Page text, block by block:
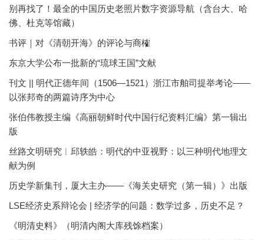
别再找了！最全的中国历史老照片数字资源导航（含台大、哈
佛、杜克等馆藏）
书评｜对《清朝开海》的评论与商榷
东京大学公布一批新的“琉球王国”文献
刊文 || 明代正德年间（1506—1521）浙江市舶司提举考论——
以张邦奇的两篇诗序为中心
张伯伟教授主编《高丽朝鲜时代中国行纪资料汇编》第一辑出
版
丝路文明研究︱邱轶皓：明代的中亚视野：以三种明代地理文
献为例
历史学新集刊，厦大主办——《海关史研究（第一辑）》出版
LSE经济史系辩论会 | 经济学的问题：数学过多，历史不足？
《明清史料》（明清内阁大库残馀档案）